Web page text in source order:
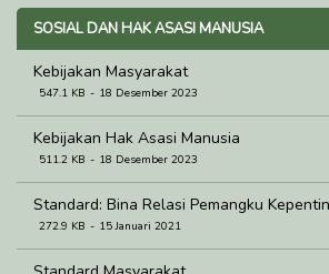
SOSIAL DAN HAK ASASI MANUSIA
Kebijakan Masyarakat
547.1 KB 18 Desember 2023
Kebijakan Hak Asasi Manusia
511.2 KB 18 Desember 2023
Standard: Bina Relasi Pemangku
272.9 KB 15 Januari 2021